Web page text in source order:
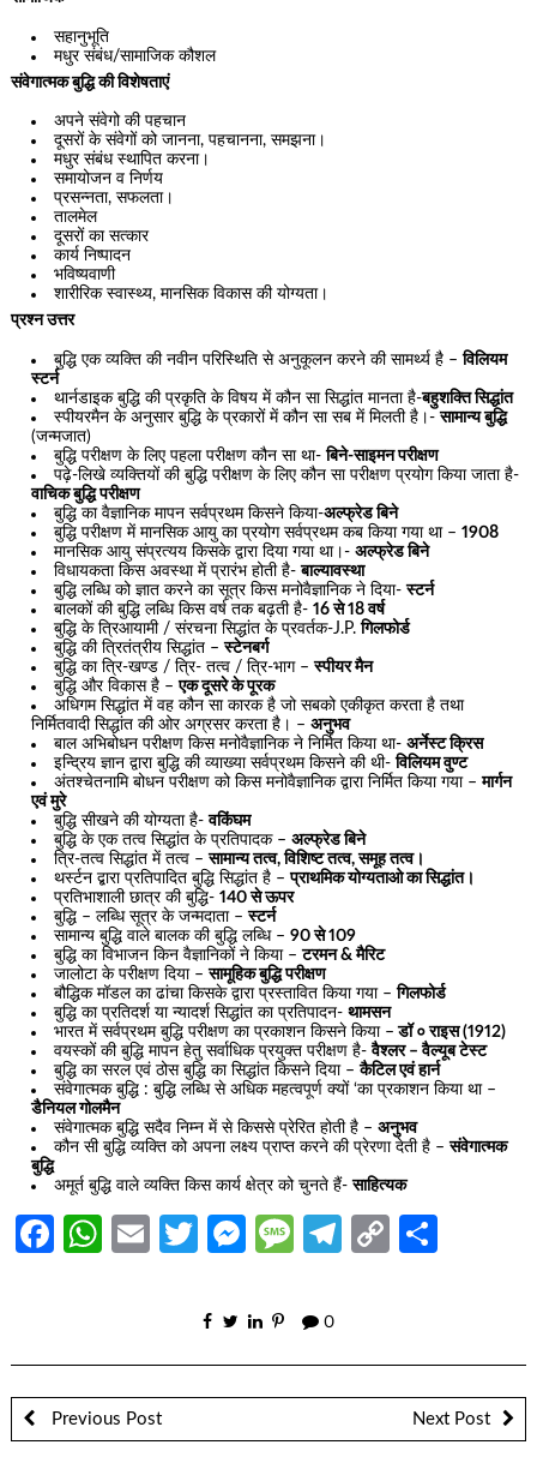
सहानुभूति
मधुर संबंध/सामाजिक कौशल
संवेगात्मक बुद्धि की विशेषताएं
अपने संवेगो की पहचान
दूसरों के संवेगों को जानना, पहचानना, समझना।
मधुर संबंध स्थापित करना।
समायोजन व निर्णय
प्रसन्नता, सफलता।
तालमेल
दूसरों का सत्कार
कार्य निष्पादन
भविष्यवाणी
शारीरिक स्वास्थ्य, मानसिक विकास की योग्यता।
प्रश्न उत्तर
बुद्धि एक व्यक्ति की नवीन परिस्थिति से अनुकूलन करने की सामर्थ्य है –विलियम
स्टर्न
थार्नडाइक बुद्धि की प्रकृति के विषय में कौन सा सिद्धांत मानता है-बहुशक्ति सिद्धांत
स्पीयरमैन के अनुसार बुद्धि के प्रकारों में कौन सा सब में मिलती है।-सामान्य बुद्धि
(जन्मजात)
बुद्धि परीक्षण के लिए पहला परीक्षण कौन सा था-बिने-साइमन परीक्षण
पढ़े-लिखे व्यक्तियों की बुद्धि परीक्षण के लिए कौन सा परीक्षण प्रयोग किया जाता है-
वाचिक बुद्धि परीक्षण
बुद्धि का वैज्ञानिक मापन सर्वप्रथम किसने किया-अल्फ्रेड बिने
बुद्धि परीक्षण में मानसिक आयु का प्रयोग सर्वप्रथम कब किया गया था –1908
मानसिक आयु संप्रत्यय किसके द्वारा दिया गया था।-अल्फ्रेड बिने
विधायकता किस अवस्था में प्रारंभ होती है-बाल्यावस्था
बुद्धि लब्धि को ज्ञात करने का सूत्र किस मनोवैज्ञानिक ने दिया-स्टर्न
बालकों की बुद्धि लब्धि किस वर्ष तक बढ़ती है-16 से 18 वर्ष
बुद्धि के त्रिआयामी / संरचना सिद्धांत के प्रवर्तक-J.P.गिलफोर्ड
बुद्धि की त्रितंत्रीय सिद्धांत –स्टेनबर्ग
बुद्धि का त्रि-खण्ड / त्रि- तत्व / त्रि-भाग –स्पीयर मैन
बुद्धि और विकास है –एक दूसरे के पूरक
अधिगम सिद्धांत में वह कौन सा कारक है जो सबको एकीकृत करता है तथा
निर्मितवादी सिद्धांत की ओर अग्रसर करता है। –अनुभव
बाल अभिबोधन परीक्षण किस मनोवैज्ञानिक ने निर्मित किया था-अर्नेस्ट क्रिस
इन्द्रिय ज्ञान द्वारा बुद्धि की व्याख्या सर्वप्रथम किसने की थी-विलियम वुण्ट
अंतश्चेतनामि बोधन परीक्षण को किस मनोवैज्ञानिक द्वारा निर्मित किया गया –मार्गन
एवं मुरे
बुद्धि सीखने की योग्यता है-वकिंघम
बुद्धि के एक तत्व सिद्धांत के प्रतिपादक –अल्फ्रेड बिने
त्रि-तत्व सिद्धांत में तत्व –सामान्य तत्व, विशिष्ट तत्व, समूह तत्व।
थर्स्टन द्बारा प्रतिपादित बुद्धि सिद्धांत है –प्राथमिक योग्यताओ का सिद्धांत।
प्रतिभाशाली छात्र की बुद्धि-140 से ऊपर
बुद्धि – लब्धि सूत्र के जन्मदाता –स्टर्न
सामान्य बुद्धि वाले बालक की बुद्धि लब्धि –90 से 109
बुद्धि का विभाजन किन वैज्ञानिकों ने किया –टरमन & मैरिट
जालोटा के परीक्षण दिया –सामूहिक बुद्धि परीक्षण
बौद्धिक मॉडल का ढांचा किसके द्वारा प्रस्तावित किया गया –गिलफोर्ड
बुद्धि का प्रतिदर्श या न्यादर्श सिद्धांत का प्रतिपादन-थामसन
भारत में सर्वप्रथम बुद्धि परीक्षण का प्रकाशन किसने किया – डॉ ० राइस (1912)
वयस्कों की बुद्धि मापन हेतु सर्वाधिक प्रयुक्त परीक्षण है-वैश्लर – वैल्यूब टेस्ट
बुद्धि का सरल एवं ठोस बुद्धि का सिद्धांत किसने दिया –कैटिल एवं हार्न
संवेगात्मक बुद्धि : बुद्धि लब्धि से अधिक महत्वपूर्ण क्यों ‘का प्रकाशन किया था –
डैनियल गोलमैन
संवेगात्मक बुद्धि सदैव निम्न में से किससे प्रेरित होती है –अनुभव
कौन सी बुद्धि व्यक्ति को अपना लक्ष्य प्राप्त करने की प्रेरणा देती है –संवेगात्मक
बुद्धि
अमूर्त बुद्धि वाले व्यक्ति किस कार्य क्षेत्र को चुनते हैं-साहित्यक
Facebook
WhatsApp
EmailTwitter
Messenger
Message
Telegram
Copy
0
Previous Post Next Post